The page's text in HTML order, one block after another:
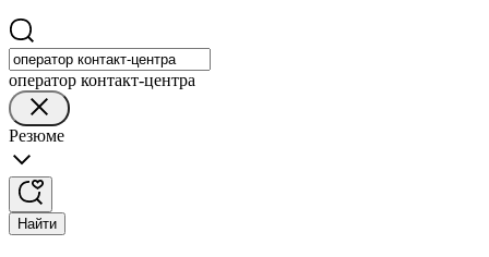
оператор контакт-центра
Резюме
Найти